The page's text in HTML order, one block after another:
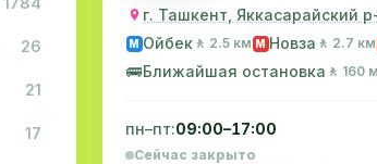
26
21
17
г. Ташкент, Яккасарайский
M Ойбек 🚶 2.5 км M Новза 🚶 2.7 км
🚌Ближайшая остановка 🚶 160 м
пн–пт:09:00–17:00
Сейчас закрыто